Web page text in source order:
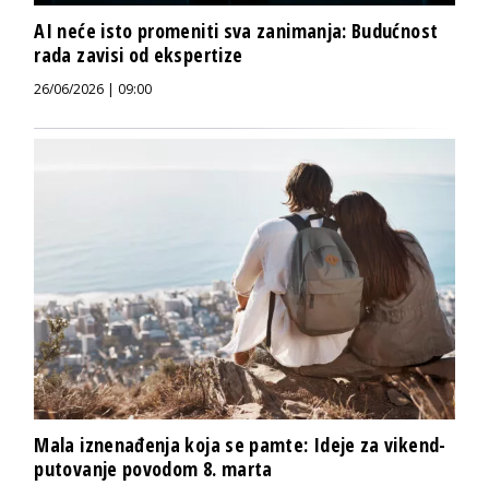
AI neće isto promeniti sva zanimanja: Budućnost
rada zavisi od ekspertize
26/06/2026 | 09:00
Mala iznenađenja koja se pamte: Ideje za vikend-
putovanje povodom 8. marta